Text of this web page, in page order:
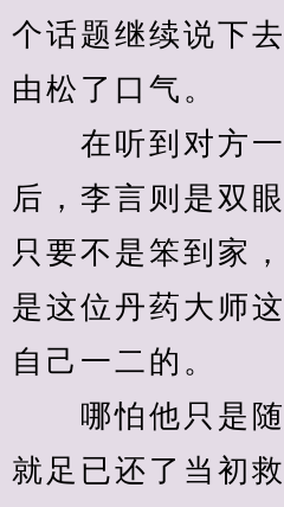
个话题继续说下
由松了口气。
在听到对方一
后，李言则是双
只要不是笨到家
是这位丹药大师
自己一二的。
哪怕他只是随
就足已还了当初